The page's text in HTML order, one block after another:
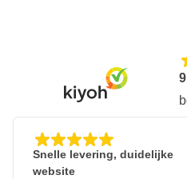
Snelle levering, duidelijke
website